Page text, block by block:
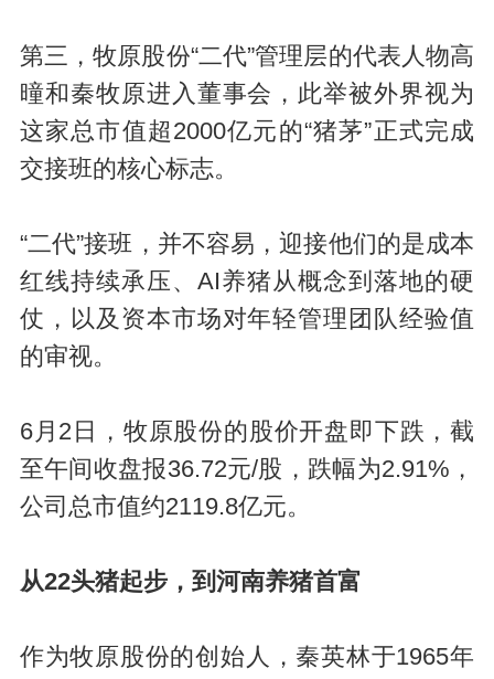
第三，牧原股份“二代”管理层的代表人物高
曈和秦牧原进入董事会，此举被外界视为
这家总市值超2000亿元的“猪茅”正式完成
交接班的核心标志。
“二代”接班，并不容易，迎接他们的是成本
红线持续承压、AI养猪从概念到落地的硬
仗，以及资本市场对年轻管理团队经验值
的审视。
6月2日，牧原股份的股价开盘即下跌，截
至午间收盘报36.72元/股，跌幅为2.91%，
公司总市值约2119.8亿元。
从22头猪起步，到河南养猪首富
作为牧原股份的创始人，秦英林于1965年